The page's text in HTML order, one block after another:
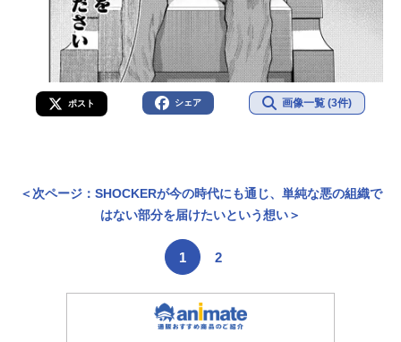
ポスト シェア 画像一覧 (3件)
＜次ページ：SHOCKERが今の時代にも通じ、単純な悪の組織で
はない部分を届けたいという想い＞
1 2